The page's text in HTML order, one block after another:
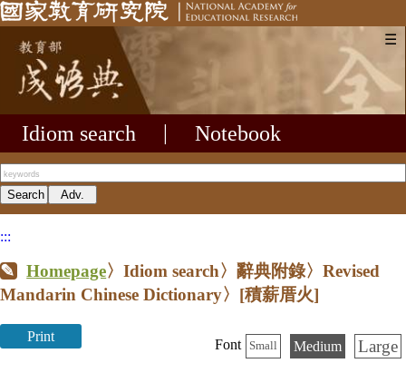
☰
Idiom search Notebook
:::
Homepage〉Idiom search〉辭典附錄〉Revised
Mandarin Chinese Dictionary〉 [積薪厝火]
Print
Font Small Medium Large